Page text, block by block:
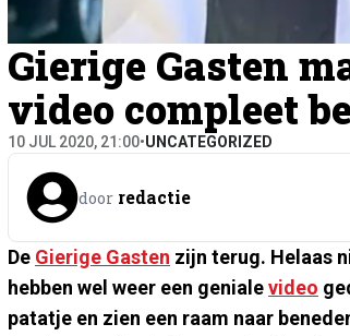
Gierige Gasten
video compleet
10 JUL 2020, 21:00•UNCATEGORIZED
door redactie
De Gierige Gasten zijn terug. Helaas
hebben wel weer een genialevideo
patatje en zien een raam naar